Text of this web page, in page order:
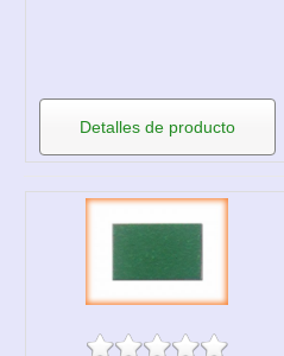
Detalles de producto